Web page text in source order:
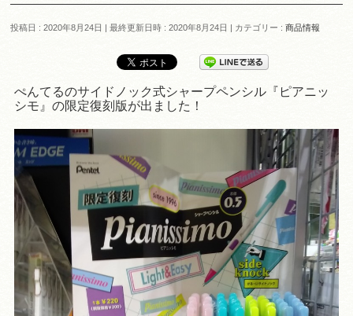
投稿日 : 2020年8月24日 最終更新日時 : 2020年8月24日 カテゴリー :商品情報
ぺんてるのサイドノック式シャープペンシル『ピアニッ
シモ』の限定復刻版が出ました！